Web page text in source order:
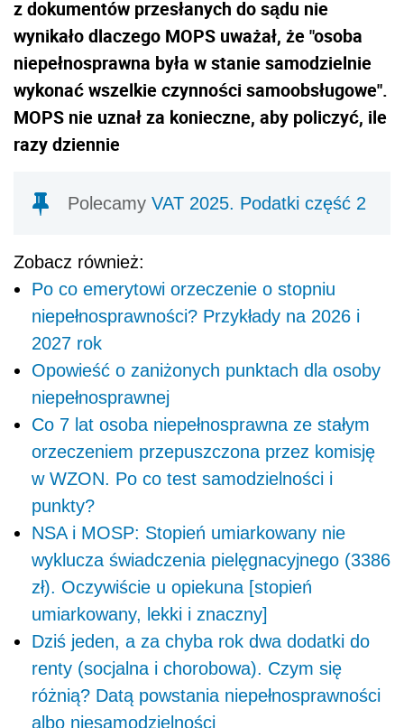
z dokumentów przesłanych do sądu nie
wynikało dlaczego MOPS uważał, że "osoba
niepełnosprawna była w stanie samodzielnie
wykonać wszelkie czynności samoobsługowe".
MOPS nie uznał za konieczne, aby policzyć, ile
razy dziennie
Polecamy VAT 2025. Podatki część 2
Zobacz również:
Po co emerytowi orzeczenie o stopniu
niepełnosprawności? Przykłady na 2026 i
2027 rok
Opowieść o zaniżonych punktach dla osoby
niepełnosprawnej
Co 7 lat osoba niepełnosprawna ze stałym
orzeczeniem przepuszczona przez komisję
w WZON. Po co test samodzielności i
punkty?
NSA i MOSP: Stopień umiarkowany nie
wyklucza świadczenia pielęgnacyjnego (3386
zł). Oczywiście u opiekuna [stopień
umiarkowany, lekki i znaczny]
Dziś jeden, a za chyba rok dwa dodatki do
renty (socjalna i chorobowa). Czym się
różnią? Datą powstania niepełnosprawności
albo niesamodzielności